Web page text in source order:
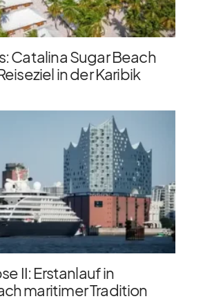
Catalina Sugar Beach
in der Karibik
II: Erstanlauf in
maritimer Tradition